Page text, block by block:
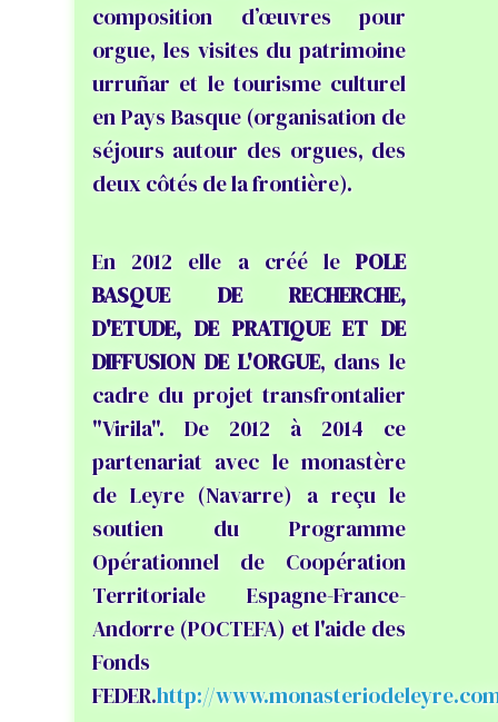
composition d’œuvres pour
orgue, les visites du patrimoine
urruñar et le tourisme culturel
en Pays Basque (organisation de
séjours autour des orgues, des
deux côtés de la frontière).
En 2012 elle a créé lePOLE
BASQUE DE RECHERCHE,
D'ETUDE, DE PRATIQUE ET DE
DIFFUSION DE L'ORGUE, dans le
cadre du projet transfrontalier
"Virila". De 2012 à 2014 ce
partenariat avec le monastère
de Leyre (Navarre) a reçu le
soutien du Programme
Opérationnel de Coopération
Territoriale Espagne-France-
Andorre (POCTEFA) et l'aide des
Fonds
FEDER.http://